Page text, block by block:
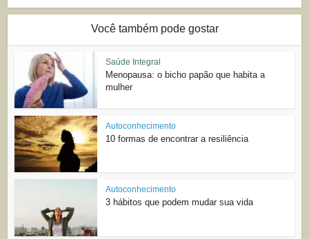
Você também pode gostar
Saúde Integral
Menopausa: o bicho papão que habita a
mulher
Autoconhecimento
10 formas de encontrar a resiliência
Autoconhecimento
3 hábitos que podem mudar sua vida